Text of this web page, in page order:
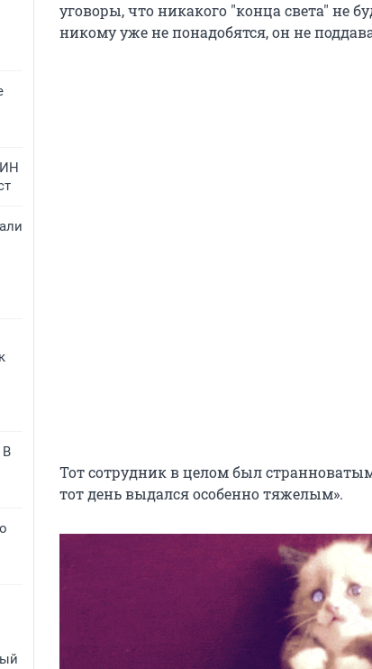
В
уговоры, что никакого "конца света" не
никому уже не понадобятся, он не
Тот сотрудник в целом был
тот день выдался особенно тяжелым».